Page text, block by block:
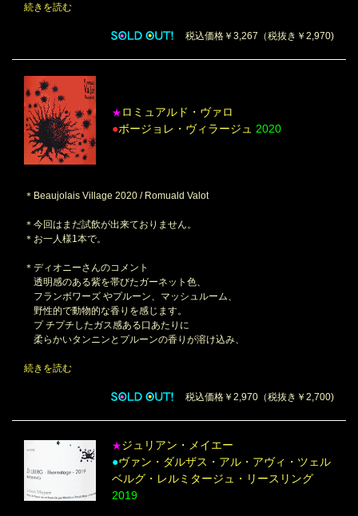
続きを読む
税込価格￥3,267（税抜き￥2,970)
★ ロミュアルド・ヴァロ
●ボージョレ・ヴィラージュ 2020
＊Beaujolais Village 2020 / Romuald Valot
＊今回はまだ試飲が出来ておりません。
＊お一人様1本で。
＊ディオニーさんのコメント
透明感のある紫を帯びたガーネット色、
フランボワーズ やプルーン、マッシュルーム、
野性的で動物的な香りを感じます。
プ チプチしたガス感ある口あたりに
柔らかいタンニンとプルーンの香りが溶け込み、
続きを読む
税込価格￥2,970（税抜き￥2,700)
★ジュリアン・メイエー
●ヴァン・ダルザス・アル・アヴィ・ツェル
ベルグ・レルミタージュ・リースリング
2019